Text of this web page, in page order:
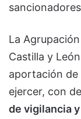
La
Castilla y
aportación de
ejercer, con
de vigilancia